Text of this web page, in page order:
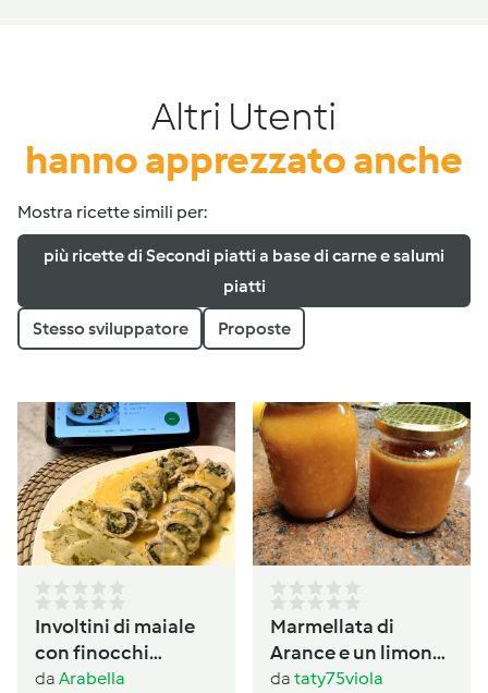
Altri Utenti
hanno apprezzato anche
Mostra ricette simili per:
più ricette di Secondi piatti a base di carne e salumi
piatti
Stesso sviluppatore Proposte
Involtini di maiale
con finocchi
prezzemolati
da Arabella
Marmellata di
Arance e un limone
con buccia
da taty75viola